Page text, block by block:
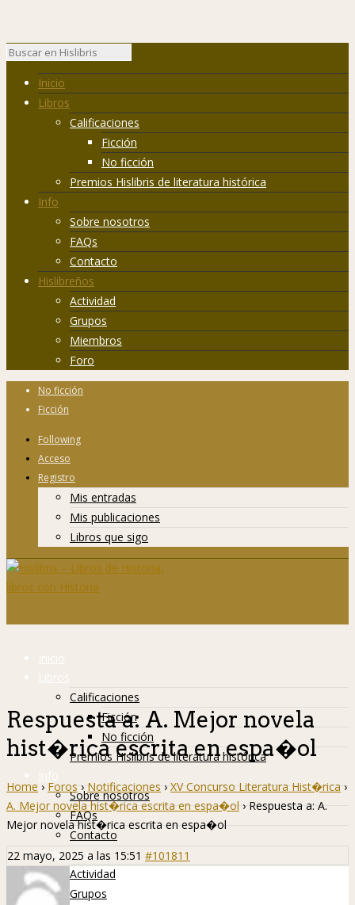
Inicio
Libros
Calificaciones
Ficción
No ficción
Premios Hislibris de literatura histórica
Info
Sobre nosotros
FAQs
Contacto
Hislibreños
Actividad
Grupos
Miembros
Foro
No ficción
Ficción
Following
Acceso
Registro
Mis entradas
Mis publicaciones
Libros que sigo
Inicio
Libros
Calificaciones
Ficción
No ficción
Premios Hislibris de literatura histórica
Info
Sobre nosotros
FAQs
Contacto
Hislibreños
Actividad
Grupos
Respuesta a: A. Mejor novela
hist�rica escrita en espa�ol
Home › Foros › Notificaciones › XV Concurso Literatura Hist�rica ›
A. Mejor novela hist�rica escrita en espa�ol › Respuesta a: A.
Mejor novela hist�rica escrita en espa�ol
22 mayo, 2025 a las 15:51 #101811